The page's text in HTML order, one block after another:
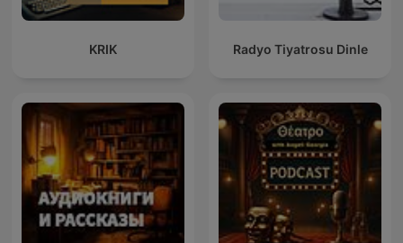
KRIK Radyo Tiyatrosu Dinle